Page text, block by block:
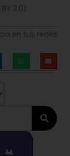
2.0)
en tus redes